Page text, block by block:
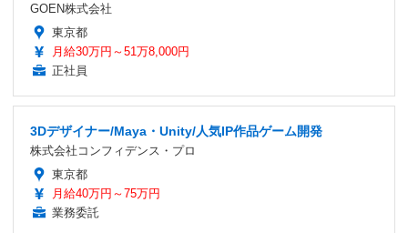
GOEN株式会社
東京都
月給30万円～51万8,000円
正社員
3Dデザイナー/Maya・Unity/人気IP作品ゲーム開発
株式会社コンフィデンス・プロ
東京都
月給40万円～75万円
業務委託